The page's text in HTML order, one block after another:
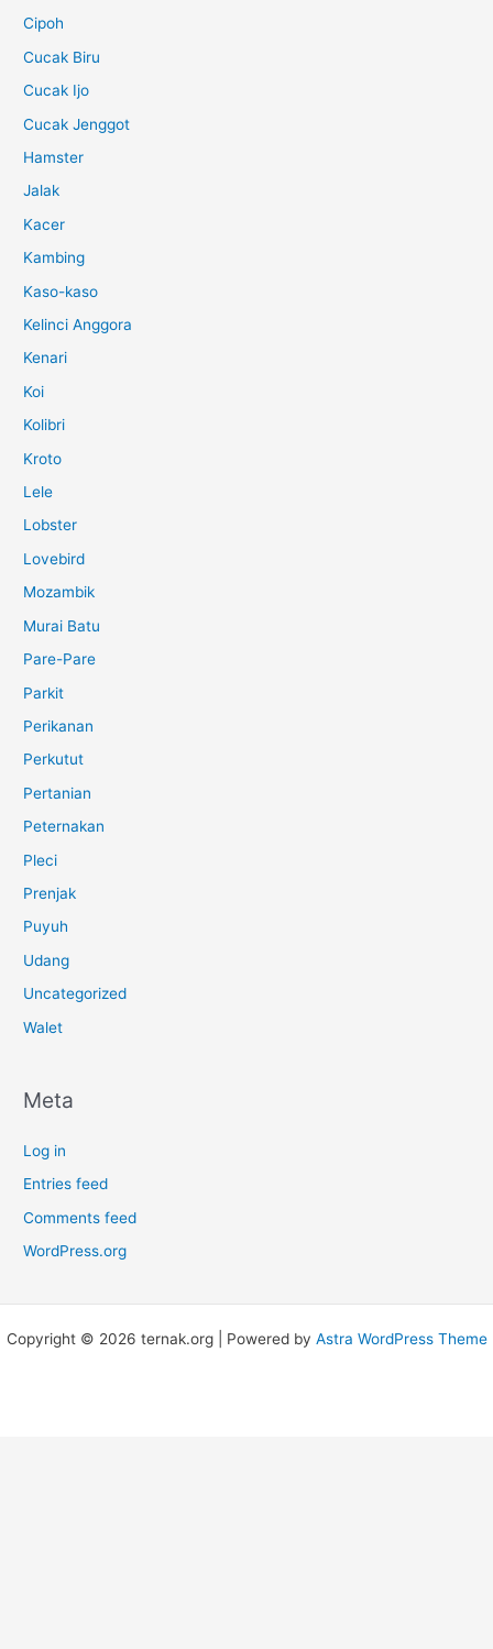
Cipoh
Cucak Biru
Cucak Ijo
Cucak Jenggot
Hamster
Jalak
Kacer
Kambing
Kaso-kaso
Kelinci Anggora
Kenari
Koi
Kolibri
Kroto
Lele
Lobster
Lovebird
Mozambik
Murai Batu
Pare-Pare
Parkit
Perikanan
Perkutut
Pertanian
Peternakan
Pleci
Prenjak
Puyuh
Udang
Uncategorized
Walet
Meta
Log in
Entries feed
Comments feed
WordPress.org
Copyright © 2026 ternak.org | Powered by Astra WordPress Theme